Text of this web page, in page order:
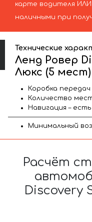
карте водителя
наличными при
Технические
Ленд Ровер
Люкс (5 мест)
Коробка
Количество
Навигация – есть
Минимальный
Расчёт
Discovery